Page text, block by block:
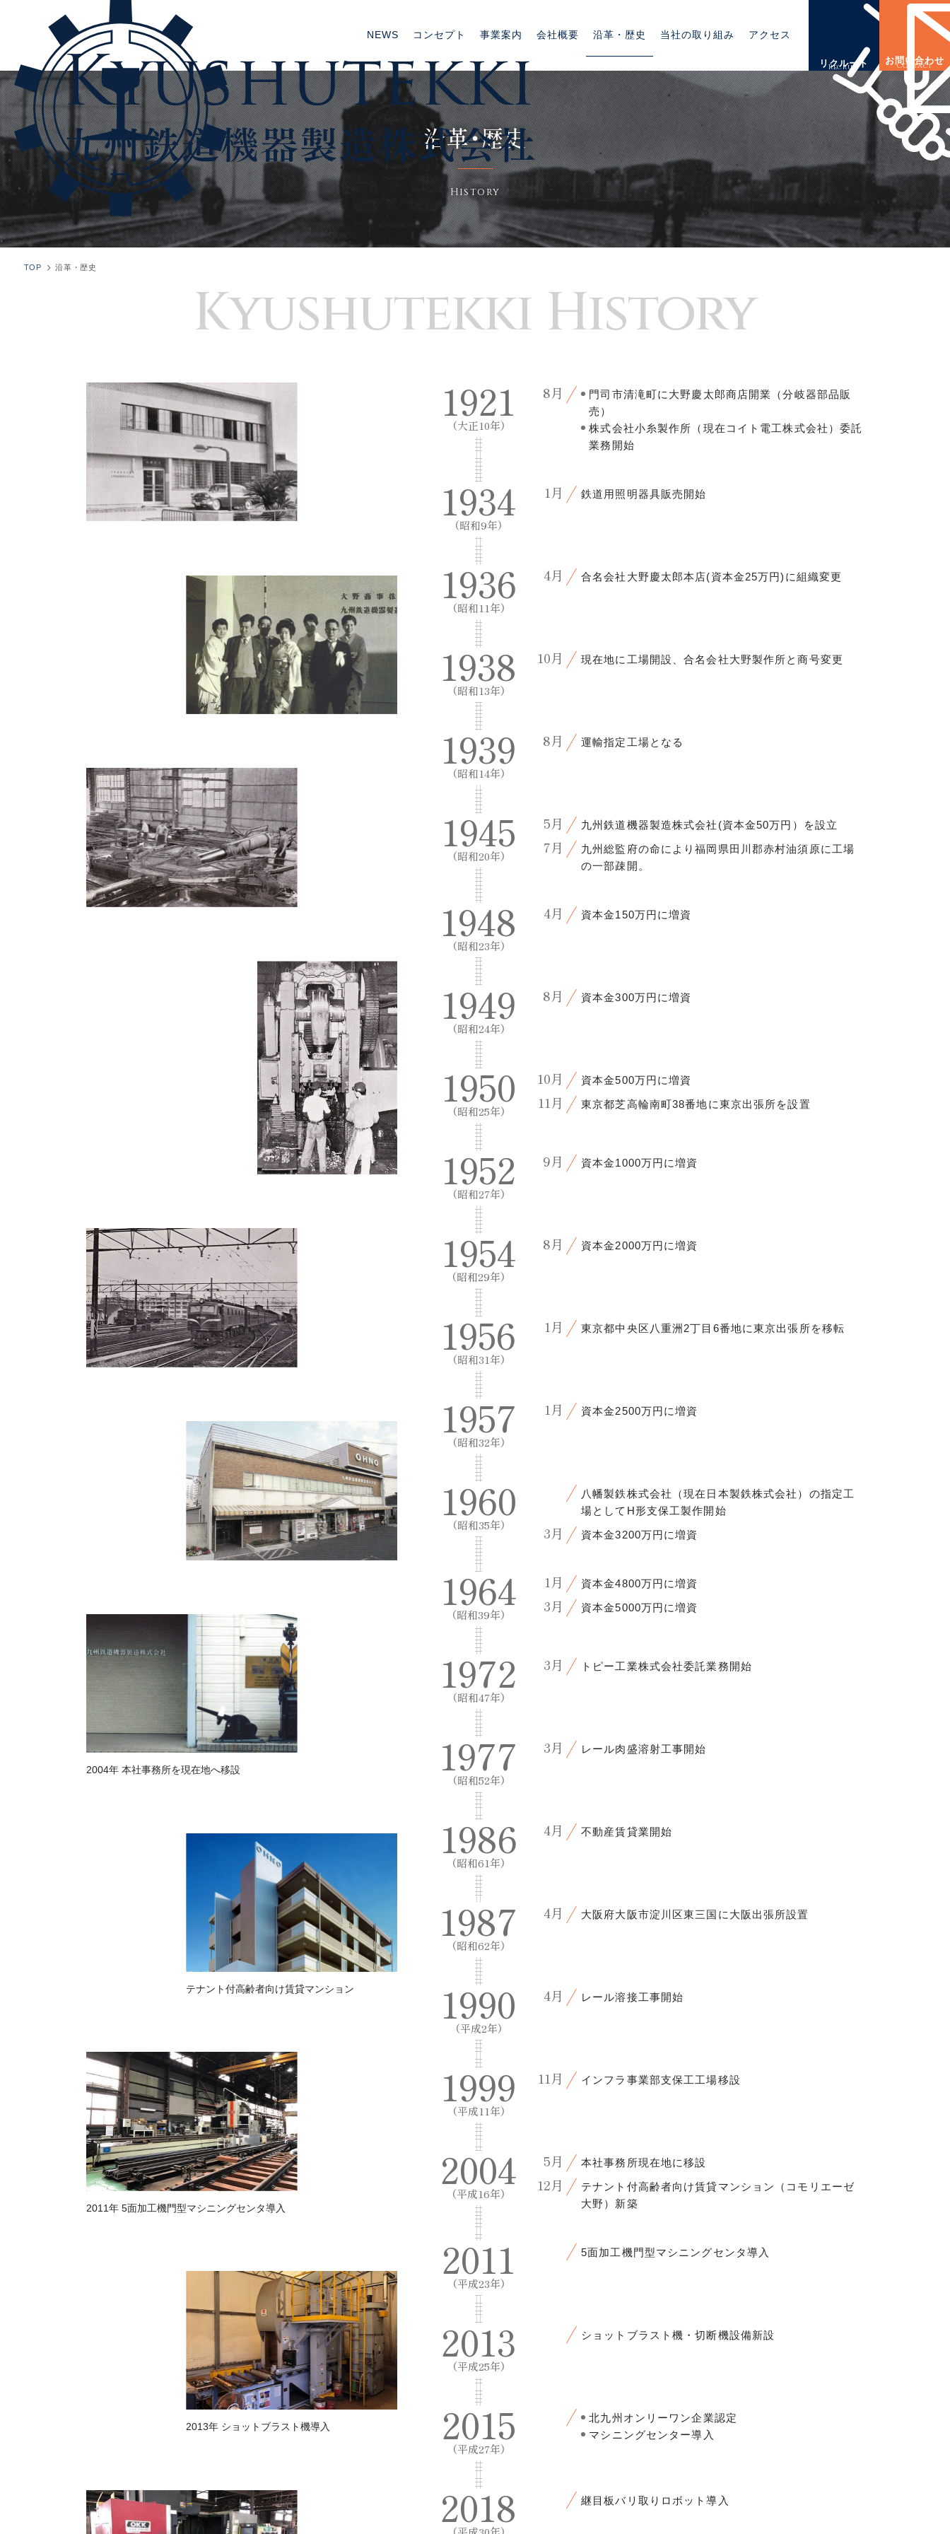
NEWS コンセプト 事業案内 会社概要 沿革・歴史 当社の取り組み アクセス
リクルート
Recruit
お問い合わせ
Contact
沿革・歴史
History
TOP 沿革・歴史
Kyushutekki History
2004年 本社事務所を現在地へ移設
テナント付高齢者向け賃貸マンション
2011年 5面加工機門型マシニングセンタ導入
2013年 ショットブラスト機導入
1921
（大正10年）
8月
門司市清滝町に大野慶太郎商店開業（分岐器部品販
売）
株式会社小糸製作所（現在コイト電工株式会社）委託
業務開始
1934
（昭和9年）
1月 鉄道用照明器具販売開始
1936
（昭和11年）
4月 合名会社大野慶太郎本店(資本金25万円)に組織変更
1938
（昭和13年）
10月 現在地に工場開設、合名会社大野製作所と商号変更
1939
（昭和14年）
8月 運輸指定工場となる
1945
（昭和20年）
5月 九州鉄道機器製造株式会社(資本金50万円）を設立
7月
九州総監府の命により福岡県田川郡赤村油須原に工場
の一部疎開。
1948
（昭和23年）
4月 資本金150万円に増資
1949
（昭和24年）
8月 資本金300万円に増資
1950
（昭和25年）
10月 資本金500万円に増資
11月 東京都芝高輪南町38番地に東京出張所を設置
1952
（昭和27年）
9月 資本金1000万円に増資
1954
（昭和29年）
8月 資本金2000万円に増資
1956
（昭和31年）
1月 東京都中央区八重洲2丁目6番地に東京出張所を移転
1957
（昭和32年）
1月 資本金2500万円に増資
1960
（昭和35年）
八幡製鉄株式会社（現在日本製鉄株式会社）の指定工
場としてH形支保工製作開始
3月 資本金3200万円に増資
1964
（昭和39年）
1月 資本金4800万円に増資
3月 資本金5000万円に増資
1972
（昭和47年）
3月 トピー工業株式会社委託業務開始
1977
（昭和52年）
3月 レール肉盛溶射工事開始
1986
（昭和61年）
4月 不動産賃貸業開始
1987
（昭和62年）
4月 大阪府大阪市淀川区東三国に大阪出張所設置
1990
（平成2年）
4月 レール溶接工事開始
1999
（平成11年）
11月 インフラ事業部支保工工場移設
2004
（平成16年）
5月 本社事務所現在地に移設
12月
テナント付高齢者向け賃貸マンション（コモリエーゼ
大野）新築
2011
（平成23年）
5面加工機門型マシニングセンタ導入
2013
（平成25年）
ショットブラスト機・切断機設備新設
2015
（平成27年）
北九州オンリーワン企業認定
マシニングセンター導入
2018 継目板バリ取りロボット導入